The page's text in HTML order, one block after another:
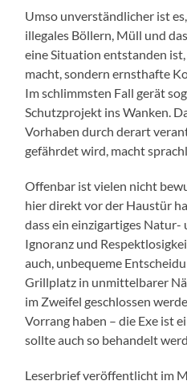
Umso unverständlicher ist
illegales Böllern, Müll und
eine Situation entstanden
macht, sondern ernsthafte
Im schlimmsten Fall gerät
Schutzprojekt ins Wanken.
Vorhaben durch derart
gefährdet wird, macht
Offenbar ist vielen nicht
hier direkt vor der Haustür
dass ein einzigartiges
Ignoranz und
auch, unbequeme
Grillplatz in unmittelbarer
im Zweifel geschlossen
Vorrang haben – die Exe ist
sollte auch so behandelt
Leserbrief veröffentlicht im